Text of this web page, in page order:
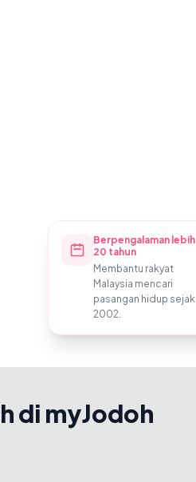
Berpengalaman lebih
20 tahun
Membantu rakyat
Malaysia mencari
pasangan hidup sejak
2002.
di myJodoh